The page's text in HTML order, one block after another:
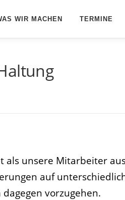
WIR MACHEN TERMINE
unsere Mitarbeiter
auf
vorzugehen.